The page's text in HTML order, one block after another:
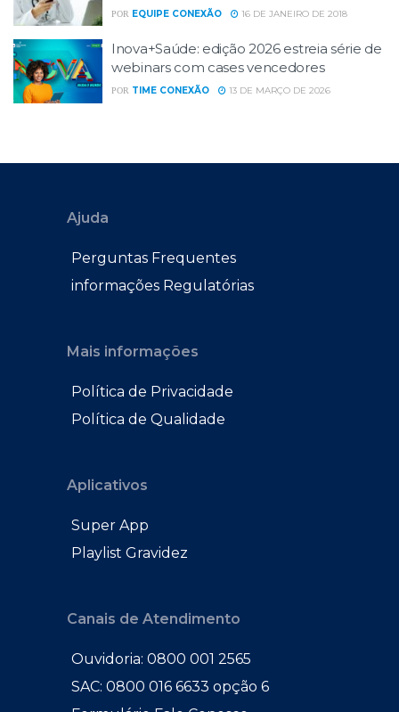
POR EQUIPE CONEXÃO 16 DE JANEIRO DE 2018
Inova+Saúde: edição 2026 estreia série de
webinars com cases vencedores
POR TIME CONEXÃO 13 DE MARÇO DE 2026
Ajuda
Perguntas Frequentes
informações Regulatórias
Mais informações
Política de Privacidade
Política de Qualidade
Aplicativos
Super App
Playlist Gravidez
Canais de Atendimento
Ouvidoria: 0800 001 2565
SAC: 0800 016 6633 opção 6